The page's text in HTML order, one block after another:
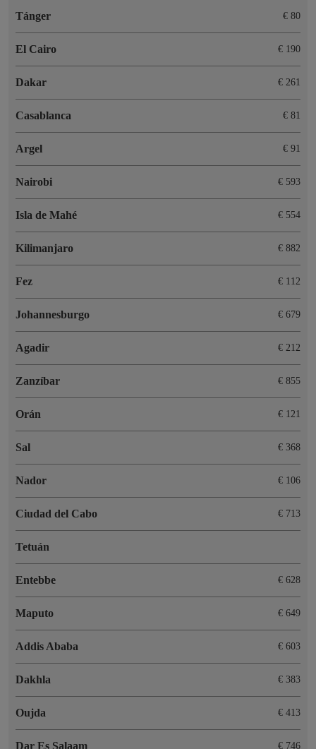
Tánger € 80
El Cairo € 190
Dakar € 261
Casablanca € 81
Argel € 91
Nairobi € 593
Isla de Mahé € 554
Kilimanjaro € 882
Fez € 112
Johannesburgo € 679
Agadir € 212
Zanzíbar € 855
Orán € 121
Sal € 368
Nador € 106
Ciudad del Cabo € 713
Tetuán
Entebbe € 628
Maputo € 649
Addis Ababa € 603
Dakhla € 383
Oujda € 413
Dar Es Salaam € 746